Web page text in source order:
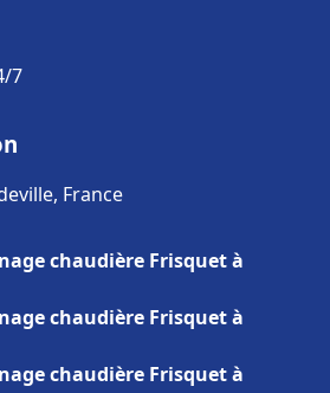
7
France
chaudière Frisquet à
chaudière Frisquet à
chaudière Frisquet à